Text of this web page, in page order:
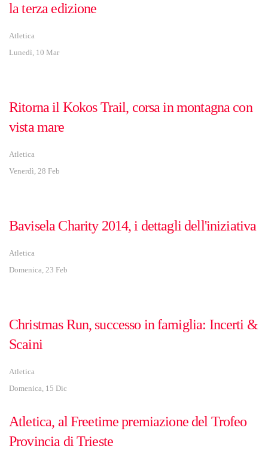
la terza edizione
Atletica
Lunedì, 10 Mar
Ritorna il Kokos Trail, corsa in montagna con
vista mare
Atletica
Venerdì, 28 Feb
Bavisela Charity 2014, i dettagli dell'iniziativa
Atletica
Domenica, 23 Feb
Christmas Run, successo in famiglia: Incerti &
Scaini
Atletica
Domenica, 15 Dic
Atletica, al Freetime premiazione del Trofeo
Provincia di Trieste